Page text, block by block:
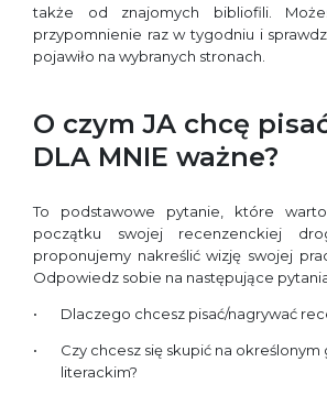
także od znajomych bibliofili.
przypomnienie raz w tygodniu i
pojawiło na wybranych stronach.
O czym JA chcę
DLA MNIE ważne?
To podstawowe pytanie, które
początku swojej recenzenckiej
proponujemy nakreślić wizję swojej
Odpowiedz sobie na następujące
Dlaczego chcesz pisać/nagrywać
Czy chcesz się skupić na określonym
literackim?